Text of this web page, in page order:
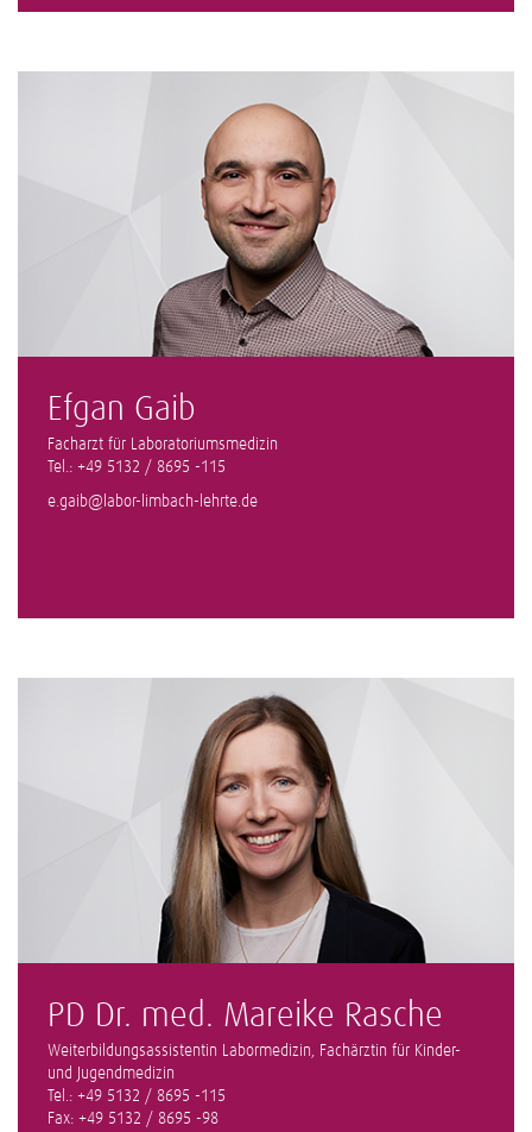
Efgan Gaib
Facharzt für Laboratoriumsmedizin
Tel.: +49 5132 / 8695 -115
e.gaib@labor-limbach-lehrte.de
PD Dr. med. Mareike Rasche
Weiterbildungsassistentin Labormedizin, Fachärztin für Kinder-
und Jugendmedizin
Tel.: +49 5132 / 8695 -115
Fax: +49 5132 / 8695 -98